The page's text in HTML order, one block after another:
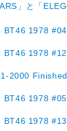
」と「
BT46 1978 #04
BT46 1978 #12
2000
BT46 1978 #05
BT46 1978 #13